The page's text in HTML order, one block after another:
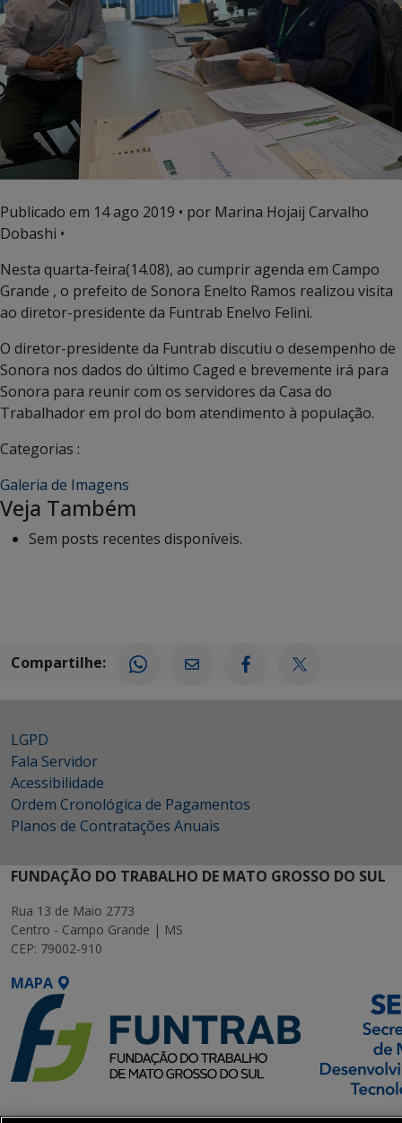
Publicado em 14 ago 2019 • por Marina Hojaij Carvalho
Dobashi •
Nesta quarta-feira(14.08), ao cumprir agenda em Campo
Grande , o prefeito de Sonora Enelto Ramos realizou visita
ao diretor-presidente da Funtrab Enelvo Felini.
O diretor-presidente da Funtrab discutiu o desempenho de
Sonora nos dados do último Caged e brevemente irá para
Sonora para reunir com os servidores da Casa do
Trabalhador em prol do bom atendimento à população.
Categorias :
Galeria de Imagens
Veja Também
Sem posts recentes disponíveis.
Compartilhe:
LGPD
Fala Servidor
Acessibilidade
Ordem Cronológica de Pagamentos
Planos de Contratações Anuais
FUNDAÇÃO DO TRABALHO DE MATO GROSSO DO SUL
Rua 13 de Maio 2773
Centro - Campo Grande | MS
CEP: 79002-910
MAPA